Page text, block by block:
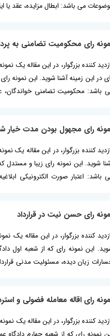
می باشد: ابطال مزایده، عقد یا
رای محکومیت تضامنی به
کننده بزرگوار، در این مقاله یک
در این زمینه آشنا شوید. این نمونه
باشد: محکومیت تضامنی
رای مجهول بودن مدت خیار
کننده بزرگوار، در این مقاله یک
شوید. این نمونه رای زیبا و مستدل
باشد: اعتبار صورت الکترونیکی
رای حسن نیت در قرارداد
کننده بزرگوار، در این مقاله یک
این نمونه رای که از شعبه اول
زیان دیده، مسئولیت مدنی
رای اقاله معامله فضولی و
کننده بزرگوار، در این مقاله یک